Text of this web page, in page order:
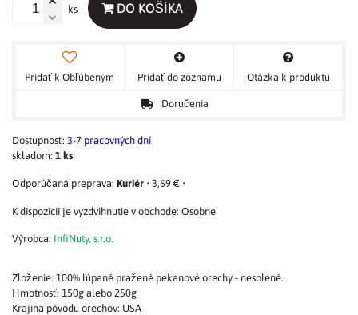
ks DO KOŠÍKA
Pridať k Obľúbeným Pridať do zoznamu Otázka k produktu
Doručenia
Dostupnosť: 3-7 pracovných dní
skladom: 1 ks
Kuriér • 3,69 € •
Osobne
Výrobca: InfiNuty, s.r.o.
Zloženie: 100% lúpané pražené pekanové orechy - nesolené.
Hmotnosť: 150g alebo 250g
Krajina pôvodu orechov: USA